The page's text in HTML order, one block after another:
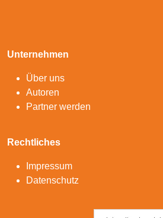
Unternehmen
Über uns
Autoren
Partner werden
Rechtliches
Impressum
Datenschutz